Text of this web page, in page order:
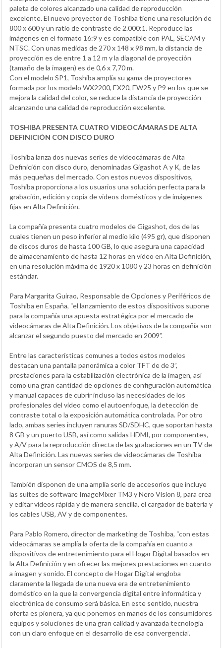
paleta de colores alcanzado una calidad de reproducción
excelente. El nuevo proyector de Toshiba tiene una resolución de
800 x 600 y un ratio de contraste de 2.000:1. Reproduce las
imágenes en el formato 16:9 y es compatible con PAL, SECAM y
NTSC. Con unas medidas de 270 x 148 x 98 mm, la distancia de
proyección es de entre 1 a 12 m y la diagonal de proyección
(tamaño de la imagen) es de 0,6 x 7,70 m.
Con el modelo SP1, Toshiba amplía su gama de proyectores
formada por los modelo WX2200, EX20, EW25 y P9 en los que se
mejora la calidad del color, se reduce la distancia de proyección
alcanzando una calidad de reproducción excelente.
TOSHIBA PRESENTA CUATRO VIDEOCÁMARAS DE ALTA
DEFINICIÓN CON DISCO DURO
Toshiba lanza dos nuevas series de videocámaras de Alta
Definición con disco duro, denominadas Gigashot A y K, de las
más pequeñas del mercado. Con estos nuevos dispositivos,
Toshiba proporciona a los usuarios una solución perfecta para la
grabación, edición y copia de videos domésticos y de imágenes
fijas en Alta Definición.
La compañía presenta cuatro modelos de Gigashot, dos de las
cuales tienen un peso inferior al medio kilo (495 gr), que disponen
de discos duros de hasta 100 GB, lo que asegura una capacidad
de almacenamiento de hasta 12 horas en video en Alta Definición,
en una resolución máxima de 1920 x 1080 y 23 horas en definición
estándar.
Para Margarita Guirao, Responsable de Opciones y Periféricos de
Toshiba en España, “el lanzamiento de estos dispositivos supone
para la compañía una apuesta estratégica por el mercado de
videocámaras de Alta Definición. Los objetivos de la compañía son
alcanzar el segundo puesto del mercado en 2009”.
Entre las características comunes a todos estos modelos
destacan una pantalla panorámica a color TFT de de 3”,
prestaciones para la estabilización electrónica de la imagen, así
como una gran cantidad de opciones de configuración automática
y manual capaces de cubrir incluso las necesidades de los
profesionales del video como el autoenfoque, la detección de
contraste total o la exposición automática controlada. Por otro
lado, ambas series incluyen ranuras SD/SDHC, que soportan hasta
8 GB y un puerto USB, así como salidas HDMI, por componentes,
y A/V para la reproducción directa de las grabaciones en un TV de
Alta Definición. Las nuevas series de videocámaras de Toshiba
incorporan un sensor CMOS de 8,5 mm.
También disponen de una amplia serie de accesorios que incluye
las suites de software ImageMixer TM3 y Nero Vision 8, para crea
y editar videos rápida y de manera sencilla, el cargador de batería y
los cables USB, AV y de componentes.
Para Pablo Romero, director de marketing de Toshiba, “con estas
videocámaras se amplía la oferta de la compañía en cuanto a
dispositivos de entretenimiento para el Hogar Digital basados en
la Alta Definición y en ofrecer las mejores prestaciones en cuanto
a imagen y sonido. El concepto de Hogar Digital engloba
claramente la llegada de una nueva era de entretenimiento
doméstico en la que la convergencia digital entre informática y
electrónica de consumo será básica. En este sentido, nuestra
oferta es pionera, ya que ponemos en manos de los consumidores
equipos y soluciones de una gran calidad y avanzada tecnología
con un claro enfoque en el desarrollo de esa convergencia”.